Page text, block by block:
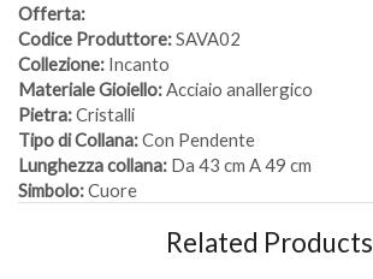
Offerta:
Codice Produttore:SAVA02
Collezione: Incanto
Materiale Gioiello:Acciaio anallergico
Pietra:Cristalli
Tipo di Collana:Con Pendente
Lunghezza collana: Da 43 cm A 49 cm
Simbolo:Cuore
Related Products